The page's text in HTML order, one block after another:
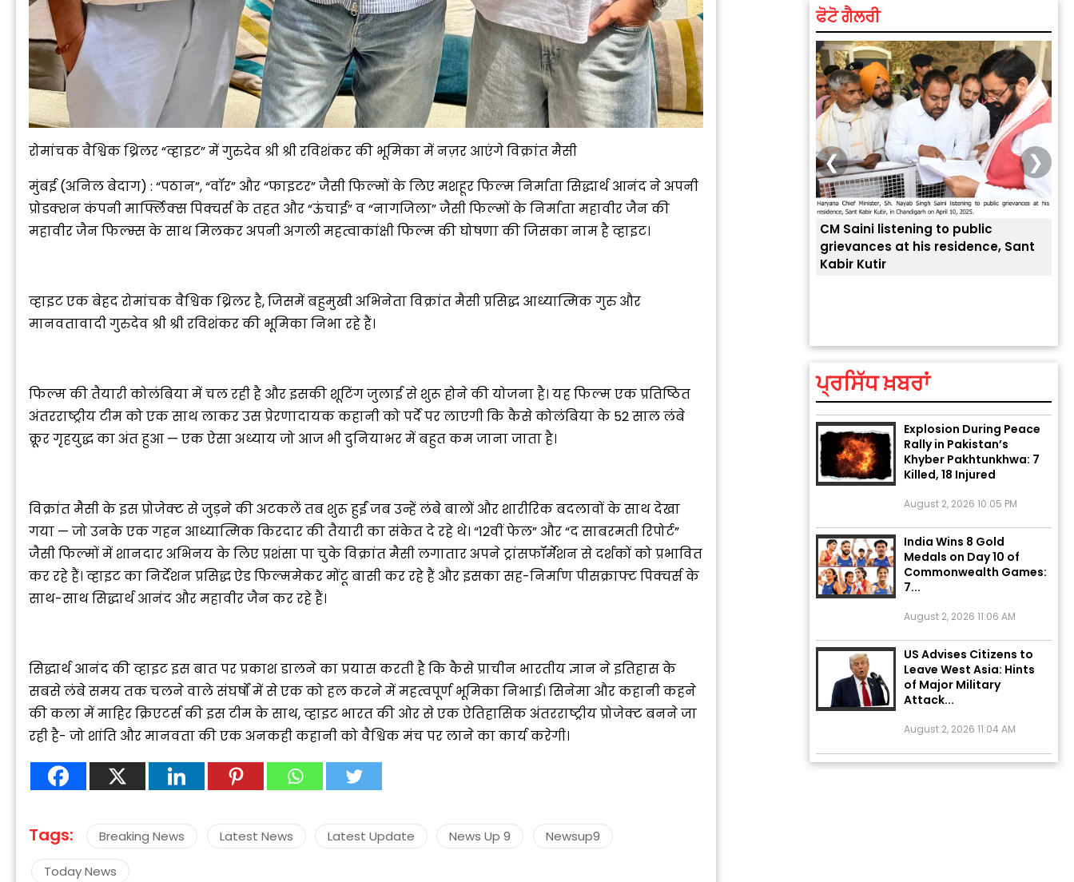
रोमांचक वैश्विक थ्रिलर “व्हाइट” में गुरुदेव श्री श्री रविशंकर की भूमिका में नज़र आएंगे विक्रांत मैसी
मुंबई (अनिल बेदाग) : “पठान”, “वॉर” और “फाइटर” जैसी फिल्मों के लिए मशहूर फिल्म निर्माता सिद्धार्थ आनंद ने अपनी
प्रोडक्शन कंपनी मार्फ्लिक्स पिक्चर्स के तहत और “ऊंचाई” व “नागजिला” जैसी फिल्मों के निर्माता महावीर जैन की
महावीर जैन फिल्म्स के साथ मिलकर अपनी अगली महत्वाकांक्षी फिल्म की घोषणा की जिसका नाम है व्हाइट।
व्हाइट एक बेहद रोमांचक वैश्विक थ्रिलर है, जिसमें बहुमुखी अभिनेता विक्रांत मैसी प्रसिद्ध आध्यात्मिक गुरु और
मानवतावादी गुरुदेव श्री श्री रविशंकर की भूमिका निभा रहे हैं।
फिल्म की तैयारी कोलंबिया में चल रही है और इसकी शूटिंग जुलाई से शुरू होने की योजना है। यह फिल्म एक प्रतिष्ठित
अंतरराष्ट्रीय टीम को एक साथ लाकर उस प्रेरणादायक कहानी को पर्दे पर लाएगी कि कैसे कोलंबिया के 52 साल लंबे
क्रूर गृहयुद्ध का अंत हुआ — एक ऐसा अध्याय जो आज भी दुनियाभर में बहुत कम जाना जाता है।
विक्रांत मैसी के इस प्रोजेक्ट से जुड़ने की अटकलें तब शुरू हुईं जब उन्हें लंबे बालों और शारीरिक बदलावों के साथ देखा
गया — जो उनके एक गहन आध्यात्मिक किरदार की तैयारी का संकेत दे रहे थे। “12वीं फेल” और “द साबरमती रिपोर्ट”
जैसी फिल्मों में शानदार अभिनय के लिए प्रशंसा पा चुके विक्रांत मैसी लगातार अपने ट्रांसफॉर्मेशन से दर्शकों को प्रभावित
कर रहे हैं। व्हाइट का निर्देशन प्रसिद्ध ऐड फिल्ममेकर मोंटू बासी कर रहे हैं और इसका सह-निर्माण पीसक्राफ्ट पिक्चर्स के
साथ-साथ सिद्धार्थ आनंद और महावीर जैन कर रहे हैं।
सिद्धार्थ आनंद की व्हाइट इस बात पर प्रकाश डालने का प्रयास करती है कि कैसे प्राचीन भारतीय ज्ञान ने इतिहास के
सबसे लंबे समय तक चलने वाले संघर्षों में से एक को हल करने में महत्वपूर्ण भूमिका निभाई। सिनेमा और कहानी कहने
की कला में माहिर क्रिएटर्स की इस टीम के साथ, व्हाइट भारत की ओर से एक ऐतिहासिक अंतरराष्ट्रीय प्रोजेक्ट बनने जा
रही है- जो शांति और मानवता की एक अनकही कहानी को वैश्विक मंच पर लाने का कार्य करेगी।
Tags: Breaking News Latest News Latest Update News Up 9 Newsup9
Today News
ਫੋਟੋ ਗੈਲਰੀ
“Success starts with every
challenge, not from the comfort
zone.”
CM Saini listening to public
grievances at his residence, Sant
Kabir Kutir
❮ ❯
ਪ੍ਰਸਿੱਧ ਖ਼ਬਰਾਂAugust 5, 2026 6:23 AM
Explosion During Peace
Rally in Pakistan’s
Khyber Pakhtunkhwa: 7
Killed, 18 Injured
August 2, 2026 10:05 PM
Medals on Day 10 of
Commonwealth Games:
7...
August 2, 2026 11:06 AM
Leave West Asia: Hints
of Major Military
Attack...
August 2, 2026 11:04 AM
Sisters Marry Twin